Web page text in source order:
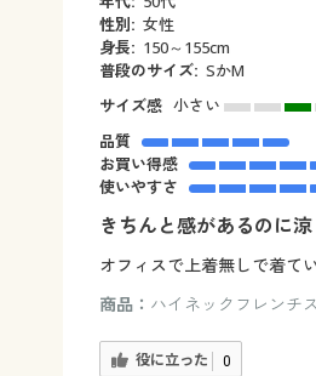
性別: 女性
身長: 150～155cm
普段のサイズ: SかM
サイズ感 小さい
品質
お買い得感
使いやすさ
きちんと感があるのに涼
オフィスで上着無しで着て
商品： ハイネックフレンチ
役に立った 0